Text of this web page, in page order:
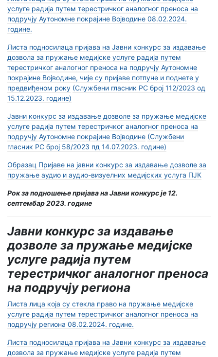
услуге радија путем терестричког аналогног преноса на
подручју Аутономне покрајине Војводине 08.02.2024.
године.
Листа подносилаца пријава на Јавни конкурс за издавање
дозвола за пружање медијске услуге радија путем
терестричког аналогног преноса на подручју Аутономне
покрајине Војводине, чије су пријаве потпуне и поднете у
предвиђеном року (Службени гласник РС број 112/2023 од
15.12.2023. године)
Јавни конкурс за издавање дозволе за пружање медијске
услуге радија путем терестричког аналогног преноса на
подручју Аутономне покрајине Војводине (Службени
гласник РС број 58/2023 пд 14.07.2023. године)
Образац Пријаве на јавни конкурс за издавање дозволe за
пружање аудио и аудио-визуелних медијских услуга ПЈК
Рок за подношење пријава на Јавни конкурс је 12.
септембар 2023. године
Јавни конкурс за издавање
дозволе за пружање медијске
услуге радија путем
терестричког аналогног преноса
на подручју региона
Листа лица која су стекла право на пружање медијске
услуге радија путем терестричког аналогног преноса на
подручју региона 08.02.2024. године.
Листа подносилаца пријава на Јавни конкурс за издавање
дозвола за пружање медијске услуге радија путем